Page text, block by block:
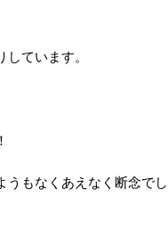
ています。
うもなくあえなく断念でし